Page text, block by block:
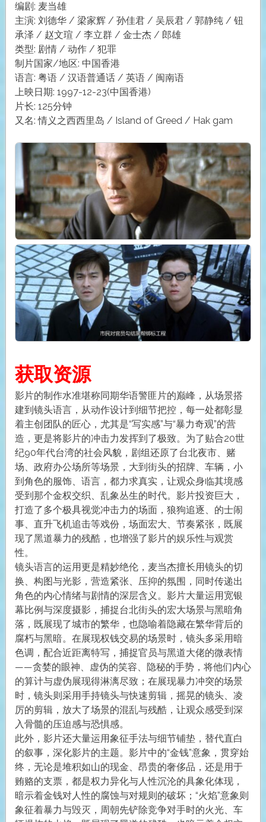
编剧: 麦当雄
主演: 刘德华 / 梁家辉 / 孙佳君 / 吴辰君 / 郭静纯 / 钮
承泽 / 赵文瑄 / 李立群 / 金士杰 / 郎雄
类型: 剧情 / 动作 / 犯罪
制片国家/地区: 中国香港
语言: 粤语 / 汉语普通话 / 英语 / 闽南语
上映日期: 1997-12-23(中国香港)
片长: 125分钟
又名: 情义之西西里岛 / Island of Greed / Hak gam
获取资源
影片的制作水准堪称同期华语警匪片的巅峰，从场景搭
建到镜头语言，从动作设计到细节把控，每一处都彰显
着主创团队的匠心，尤其是“写实感”与“暴力奇观”的营
造，更是将影片的冲击力发挥到了极致。为了贴合20世
纪90年代台湾的社会风貌，剧组还原了台北夜市、赌
场、政府办公场所等场景，大到街头的招牌、车辆，小
到角色的服饰、语言，都力求真实，让观众身临其境感
受到那个金权交织、乱象丛生的时代。影片投资巨大，
打造了多个极具视觉冲击力的场面，狼狗追逐、的士闹
事、直升飞机追击等戏份，场面宏大、节奏紧张，既展
现了黑道暴力的残酷，也增强了影片的娱乐性与观赏
性。
镜头语言的运用更是精妙绝伦，麦当杰擅长用镜头的切
换、构图与光影，营造紧张、压抑的氛围，同时传递出
角色的内心情绪与剧情的深层含义。影片大量运用宽银
幕比例与深度摄影，捕捉台北街头的宏大场景与黑暗角
落，既展现了城市的繁华，也隐喻着隐藏在繁华背后的
腐朽与黑暗。在展现权钱交易的场景时，镜头多采用暗
色调，配合近距离特写，捕捉官员与黑道大佬的微表情
——贪婪的眼神、虚伪的笑容、隐秘的手势，将他们内心
的算计与虚伪展现得淋漓尽致；在展现暴力冲突的场景
时，镜头则采用手持镜头与快速剪辑，摇晃的镜头、凌
厉的剪辑，放大了场景的混乱与残酷，让观众感受到深
入骨髓的压迫感与恐惧感。
此外，影片还大量运用象征手法与细节铺垫，替代直白
的叙事，深化影片的主题。影片中的“金钱”意象，贯穿始
终，无论是堆积如山的现金、昂贵的奢侈品，还是用于
贿赂的支票，都是权力异化与人性沉沦的具象化体现，
暗示着金钱对人性的腐蚀与对规则的破坏；“火焰”意象则
象征着暴力与毁灭，周朝先铲除竞争对手时的火光、车